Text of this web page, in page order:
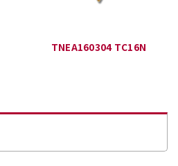
TNEA160304 TC16N